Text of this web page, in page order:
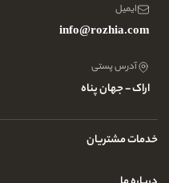
ایمیل
info@rozhia.com
آدرس پستی
اراک - جهان پناه
خدمات مشتریان
حریم خصوصی کاربران